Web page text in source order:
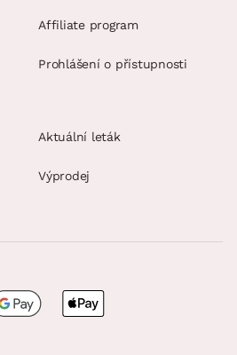
Affiliate program
Prohlášení o přístupnosti
Aktuální leták
Výprodej